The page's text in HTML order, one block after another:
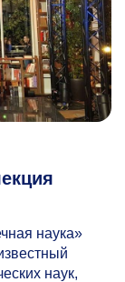
наука»
наук,